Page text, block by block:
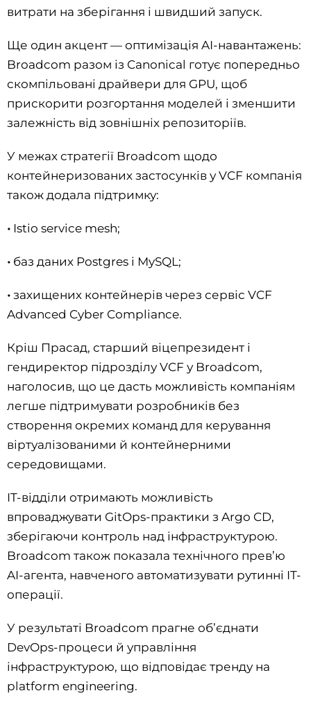
витрати на зберігання і швидший запуск.
Ще один акцент — оптимізація AI-навантажень:
Broadcom разом із Canonical готує попередньо
скомпільовані драйвери для GPU, щоб
прискорити розгортання моделей і зменшити
залежність від зовнішніх репозиторіїв.
У межах стратегії Broadcom щодо
контейнеризованих застосунків у VCF компанія
також додала підтримку:
• Istio service mesh;
• баз даних Postgres і MySQL;
• захищених контейнерів через сервіс VCF
Advanced Cyber Compliance.
Кріш Прасад, старший віцепрезидент і
гендиректор підрозділу VCF у Broadcom,
наголосив, що це дасть можливість компаніям
легше підтримувати розробників без
створення окремих команд для керування
віртуалізованими й контейнерними
середовищами.
IT-відділи отримають можливість
впроваджувати GitOps-практики з Argo CD,
зберігаючи контроль над інфраструктурою.
Broadcom також показала технічного прев’ю
AI-агента, навченого автоматизувати рутинні IT-
операції.
У результаті Broadcom прагне об’єднати
DevOps-процеси й управління
інфраструктурою, що відповідає тренду на
platform engineering.